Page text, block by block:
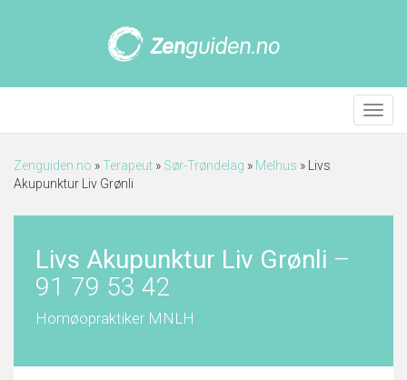
Meny
Zenguiden.no »Terapeut » Sør-Trøndelag » Melhus »
Livs
Akupunktur Liv Grønli
Livs Akupunktur Liv Grønli –
91 79 53 42
Homøopraktiker MNLH